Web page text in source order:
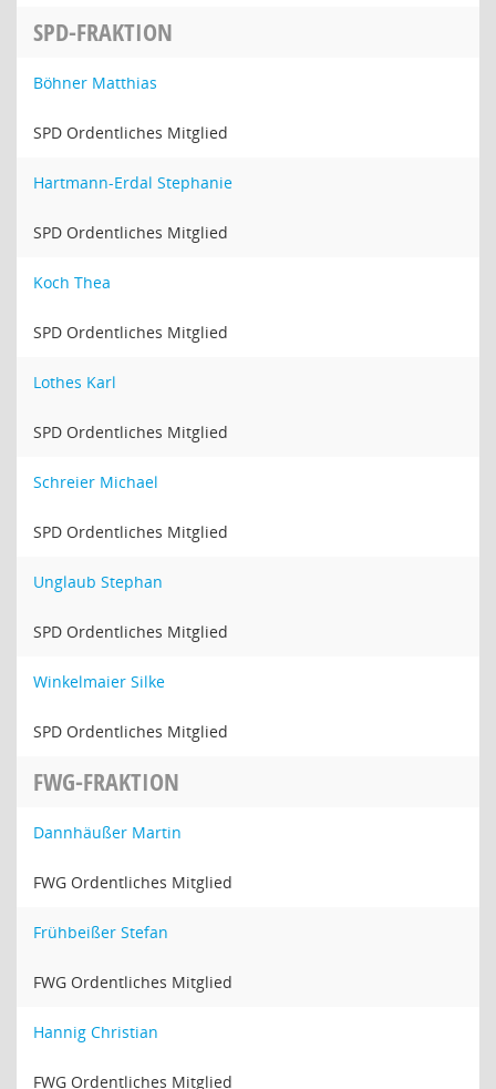
SPD-FRAKTION
Böhner Matthias
SPD Ordentliches Mitglied
Hartmann-Erdal Stephanie
SPD Ordentliches Mitglied
Koch Thea
SPD Ordentliches Mitglied
Lothes Karl
SPD Ordentliches Mitglied
Schreier Michael
SPD Ordentliches Mitglied
Unglaub Stephan
SPD Ordentliches Mitglied
Winkelmaier Silke
SPD Ordentliches Mitglied
FWG-FRAKTION
Dannhäußer Martin
FWG Ordentliches Mitglied
Frühbeißer Stefan
FWG Ordentliches Mitglied
Hannig Christian
FWG Ordentliches Mitglied